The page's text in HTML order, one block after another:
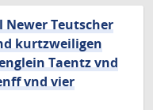
Teutscher
kurtzweiligen
Taentz vnd
vnd vier